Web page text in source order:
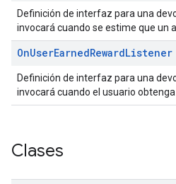
Definición de interfaz para una
invocará cuando se estime que un
OnUserEarnedRewardListener
Definición de interfaz para una
invocará cuando el usuario
Clases